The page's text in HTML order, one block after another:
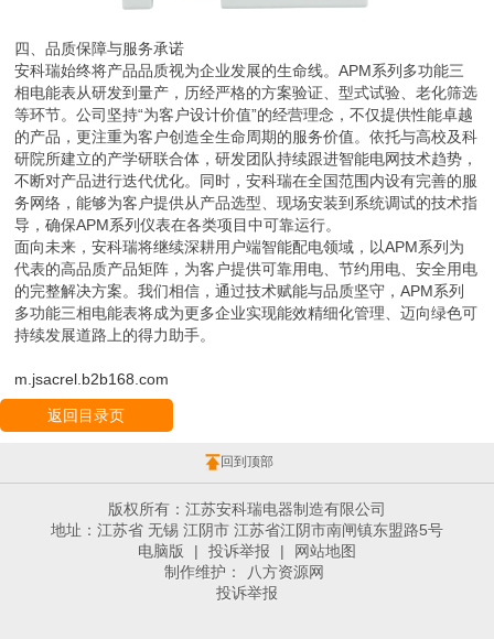
四、品质保障与服务承诺
安科瑞始终将产品品质视为企业发展的生命线。APM系列多功能三
相电能表从研发到量产，历经严格的方案验证、型式试验、老化筛选
等环节。公司坚持“为客户设计价值”的经营理念，不仅提供性能卓越
的产品，更注重为客户创造全生命周期的服务价值。依托与高校及科
研院所建立的产学研联合体，研发团队持续跟进智能电网技术趋势，
不断对产品进行迭代优化。同时，安科瑞在全国范围内设有完善的服
务网络，能够为客户提供从产品选型、现场安装到系统调试的技术指
导，确保APM系列仪表在各类项目中可靠运行。
面向未来，安科瑞将继续深耕用户端智能配电领域，以APM系列为
代表的高品质产品矩阵，为客户提供可靠用电、节约用电、安全用电
的完整解决方案。我们相信，通过技术赋能与品质坚守，APM系列
多功能三相电能表将成为更多企业实现能效精细化管理、迈向绿色可
持续发展道路上的得力助手。
m.jsacrel.b2b168.com
返回目录页
回到顶部
版权所有：江苏安科瑞电器制造有限公司
地址：江苏省 无锡 江阴市 江苏省江阴市南闸镇东盟路5号
电脑版
| 投诉举报 |
网站地图
制作维护：
八方资源网
投诉举报